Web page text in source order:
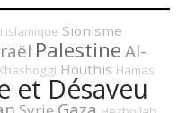
islamique Sionisme
PalestineAl-
Houthis Hamas
et Désaveu